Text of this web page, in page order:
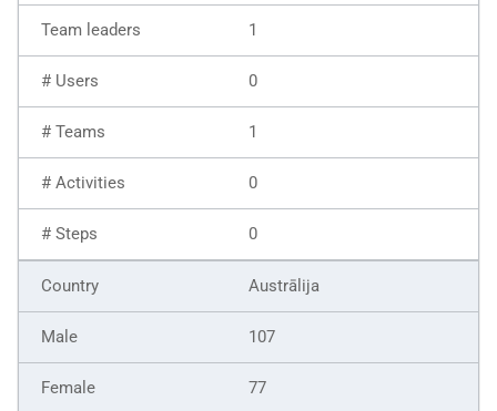
1
0
1
0
0
Austrālija
107
77